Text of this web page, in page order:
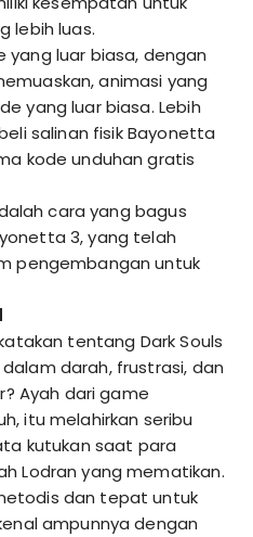
lebih luas.
luar biasa, dengan
animasi yang
yang luar biasa. Lebih
salinan fisik Bayonetta
kode unduhan gratis
cara yang bagus
3, yang telah
pengembangan untuk
tentang Dark Souls
darah, frustrasi, dan
Ayah dari game
itu melahirkan seribu
kutukan saat para
Lodran yang mematikan.
dan tepat untuk
ampunnya dengan